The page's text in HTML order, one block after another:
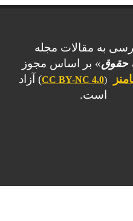
به مقالات مجله
حقوق» بر اساس مجوز
(
CC BY-NC 4.0) آزاد
است.